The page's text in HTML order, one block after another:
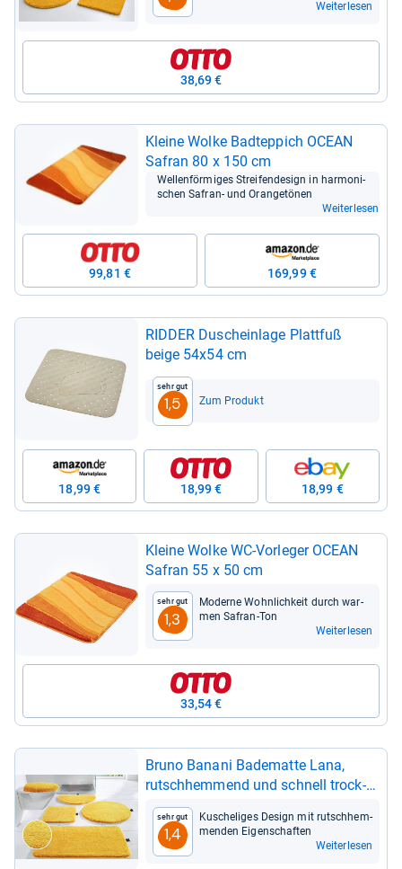
Weiterlesen
38,69 €
Kleine Wolke Bad­t­ep­pich OCEAN
Safran 80 x 150 cm
Wel­len­för­mi­ges Strei­fen­de­sign in har­mo­ni­
schen Safran-​ und Oran­ge­tö­nen
Weiterlesen
99,81 € 169,99 €
RID­DER Duschein­lage Platt­fuß
beige 54x54 cm
Sehr gut
1,5 Zum Produkt
18,99 € 18,99 € 18,99 €
Kleine Wolke WC-​Vor­le­ger OCEAN
Safran 55 x 50 cm
Sehr gut
1,3
Moderne Wohn­lich­keit durch war­
men Safran-​Ton
Weiterlesen
33,54 €
Bruno Banani Bade­matte Lana,
rutsch­hem­mend und schnell trock­
nend
Sehr gut
1,4
Kusche­li­ges Design mit rutsch­hem­
men­den Eigen­schaf­ten
Weiterlesen